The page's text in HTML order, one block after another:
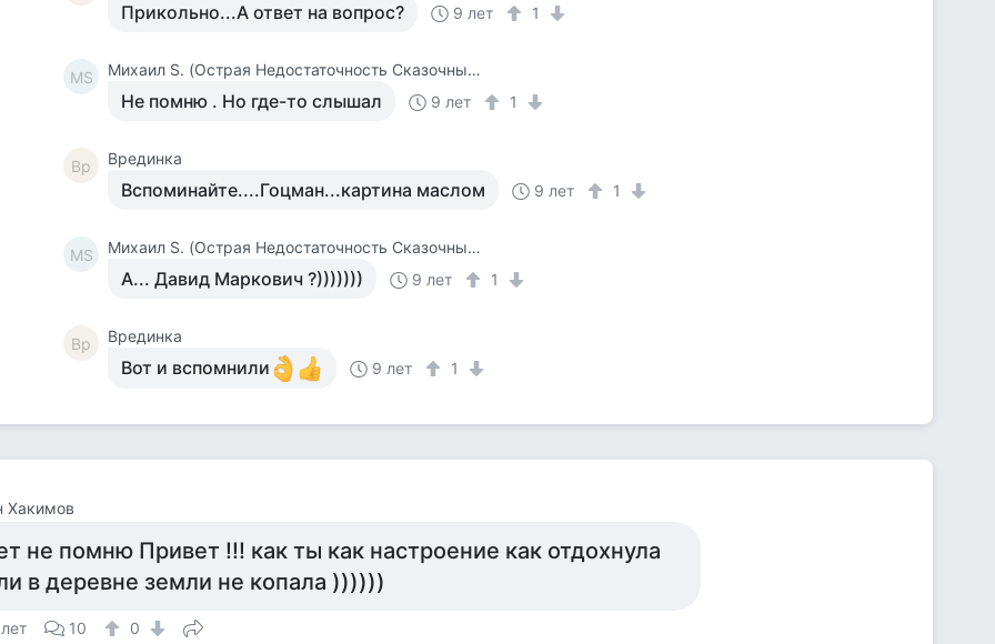
Прикольно...А ответ на вопрос? 9 лет 1
МS Михаил S. (Острая Недостаточность Сказочных Событий В Моей Жизни )
Не помню . Но где-то слышал 9 лет 1
Вр Врединка
Вспоминайте....Гоцман...картина маслом 9 лет 1
МS Михаил S. (Острая Недостаточность Сказочных Событий В Моей Жизни )
А... Давид Маркович ?))))))) 9 лет 1
Вр Врединка
Вот и вспомнили 9 лет 1
Хакимов
не помню Привет !!! как ты как настроение как отдохнула
в деревне земли не копала ))))))
10 0